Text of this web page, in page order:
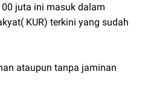
juta ini masuk dalam
KUR) terkini yang sudah
ataupun tanpa jaminan